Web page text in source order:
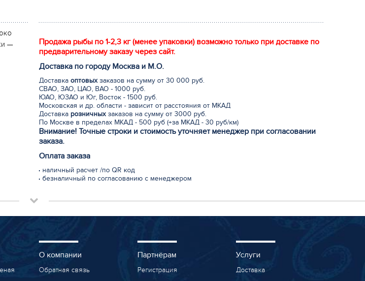
—
Продажа рыбы по 1-2,3 кг (менее упаковки) возможно только при доставке по
предварительному заказу через сайт.
Доставка по городу Москва и М.О.
Доставка оптовыхзаказов на сумму от 30 000 руб.
СВАО, ЗАО, ЦАО, ВАО - 1000 руб.
ЮАО, ЮЗАО и Юг, Восток - 1500 руб.
Московская и др. области - зависит от расстояния от МКАД
Доставка розничныхзаказов на сумму от 3000 руб.
По Москве в пределах МКАД - 500 руб (+за МКАД - 30 руб/км)
Внимание! Точные строки и стоимость уточняет менеджер при согласовании
заказа.
Оплата заказа
наличный расчет /по QR код
безналичный по согласованию с менеджером
О компании
Обратная связь
Партнёрам
Регистрация
Услуги
Доставка